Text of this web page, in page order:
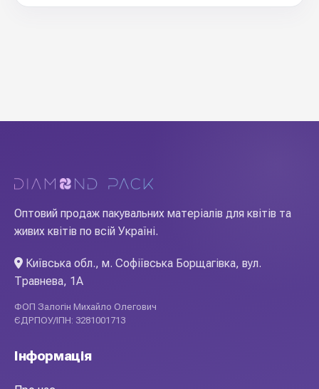
Оптовий продаж пакувальних матеріалів для квітів та
живих квітів по всій Україні.
Київська обл., м. Софіївська Борщагівка, вул.
Травнева, 1А
ФОП Залогін Михайло Олегович
ЄДРПОУ/ІПН: 3281001713
Інформація